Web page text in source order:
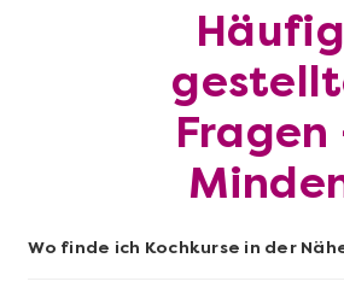
Häufig
Fragen
Wo finde ich Kochkurse in der